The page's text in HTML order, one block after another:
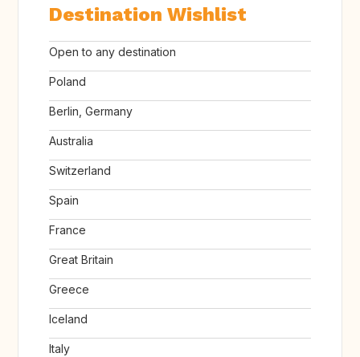
Destination Wishlist
Open to any destination
Poland
Berlin, Germany
Australia
Switzerland
Spain
France
Great Britain
Greece
Iceland
Italy